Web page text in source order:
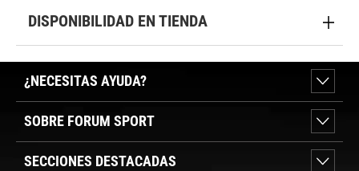
DISPONIBILIDAD EN TIENDA
¿NECESITAS AYUDA?
SOBRE FORUM SPORT
SECCIONES DESTACADAS